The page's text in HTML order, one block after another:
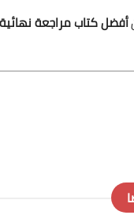
أفضل كتاب مراجعة نهائية كيمياء